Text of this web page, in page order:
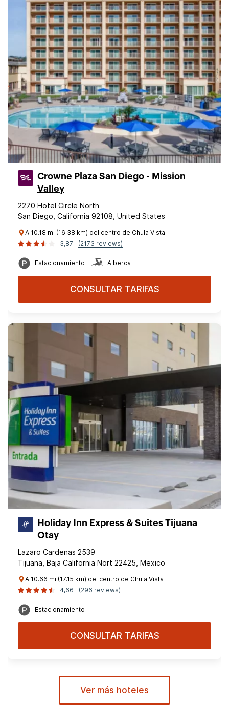
Crowne Plaza San Diego - Mission
Valley
2270 Hotel Circle North
San Diego, California 92108, United States
A 10.18 mi (16.38 km) del centro de Chula Vista
3,87
(2173 reviews)
Estacionamiento Alberca
CONSULTAR TARIFAS
Holiday Inn Express & Suites Tijuana
Otay
Lazaro Cardenas 2539
Tijuana, Baja California Nort 22425, Mexico
A 10.66 mi (17.15 km) del centro de Chula Vista
4,66
(296 reviews)
Estacionamiento
CONSULTAR TARIFAS
Ver más hoteles